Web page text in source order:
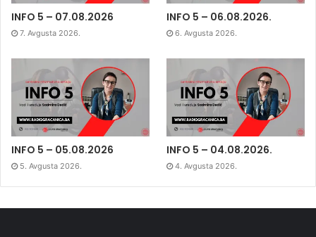
INFO 5 – 07.08.2026
7. Avgusta 2026.
INFO 5 – 06.08.2026.
6. Avgusta 2026.
INFO 5 – 05.08.2026
5. Avgusta 2026.
INFO 5 – 04.08.2026.
4. Avgusta 2026.